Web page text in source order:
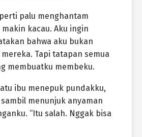
palu menghantam
kacau. Aku ingin
bahwa aku bukan
Tapi tatapan semua
membuatku membeku.
ibu menepuk pundakku,
menunjuk anyaman
“Itu salah. Nggak bisa